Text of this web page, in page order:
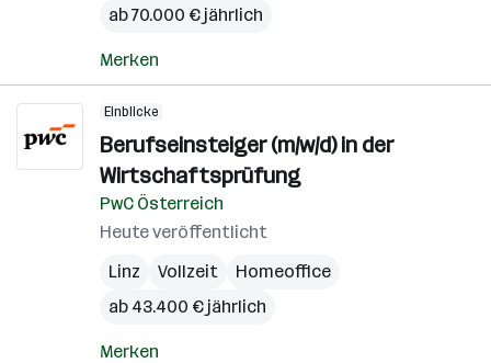
ab 70.000 € jährlich
Merken
Einblicke
Berufseinsteiger (m/w/d) in der
Wirtschaftsprüfung
PwC Österreich
Heute veröffentlicht
Linz
Vollzeit
Homeoffice
ab 43.400 € jährlich
Merken